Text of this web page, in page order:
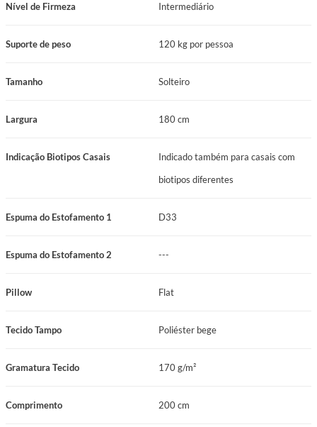
Nível de Firmeza Intermediário
Suporte de peso 120 kg por pessoa
Tamanho Solteiro
Largura 180 cm
Indicação Biotipos Casais
Indicado também para casais com
biotipos diferentes
Espuma do Estofamento 1 D33
Espuma do Estofamento 2 ---
Pillow Flat
Tecido Tampo Poliéster bege
Gramatura Tecido 170 g/m²
Comprimento 200 cm